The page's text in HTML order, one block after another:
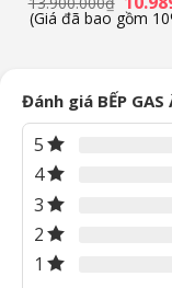
gốc
là:
(Giá đã bao gồm
Đánh giá BẾP GAS
5
4
3
2
1